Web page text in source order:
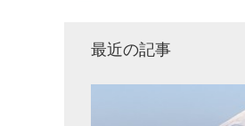
最近の記事